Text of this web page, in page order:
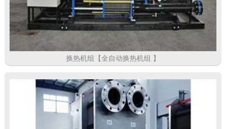
换热机组【全自动换热机组 】